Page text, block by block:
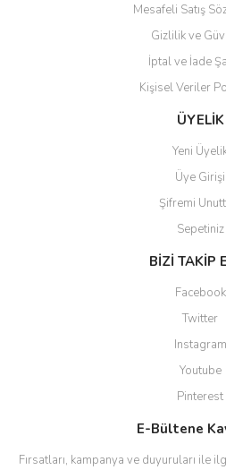
Gönder
Mesafeli Satış
Gizlilik ve
İptal ve İade
Kişisel Veriler
ÜYELİK
Yeni
Üye Girişi
Şifremi
Sepetiniz
BİZİ TAKİP
Facebook
Twitter
Instagram
Youtube
Pinterest
E-Bültene
Fırsatları, kampanya ve duyuruları ile